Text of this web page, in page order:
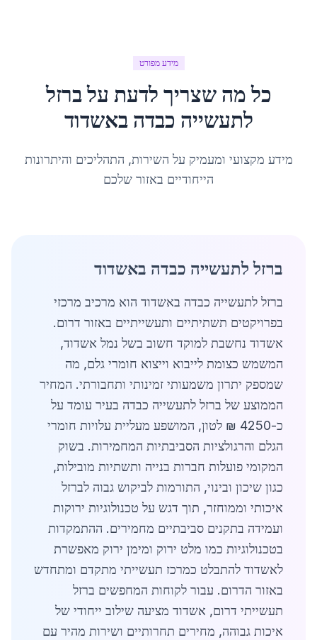
מידע מפורט
כל מה שצריך לדעת עלברזל
לתעשייה כבדה באשדוד
מידע מקצועי ומעמיק על השירות, התהליכים והיתרונות
הייחודיים באזור שלכם
ברזל לתעשייה כבדה באשדוד
ברזל לתעשייה כבדה באשדוד הוא מרכיב מרכזי
בפרויקטים תשתיתיים ותעשייתיים באזור דרום.
אשדוד נחשבת למוקד חשוב בשל נמל אשדוד,
המשמש כצומת לייבוא וייצוא חומרי גלם, מה
שמספק יתרון משמעותי זמינותי ותחבורתי. המחיר
הממוצע של ברזל לתעשייה כבדה בעיר עומד על
כ-4250 ₪ לטון, המושפע מעליית עלויות חומרי
הגלם והרגולציות הסביבתיות המחמירות. בשוק
המקומי פועלות חברות בנייה ותשתיות מובילות,
כגון שיכון ובינוי, התורמות לביקוש גבוה לברזל
איכותי וממוחזר, תוך דגש על טכנולוגיות ירוקות
ועמידה בתקנים סביבתיים מחמירים. ההתמקדות
בטכנולוגיות כמו מלט ירוק ומימן ירוק מאפשרת
לאשדוד להתבלט כמרכז תעשייתי מתקדם ומתחדש
באזור הדרום. עבור לקוחות המחפשים ברזל
תעשייתי דרום, אשדוד מציעה שילוב ייחודי של
איכות גבוהה, מחירים תחרותיים ושירות מהיר עם